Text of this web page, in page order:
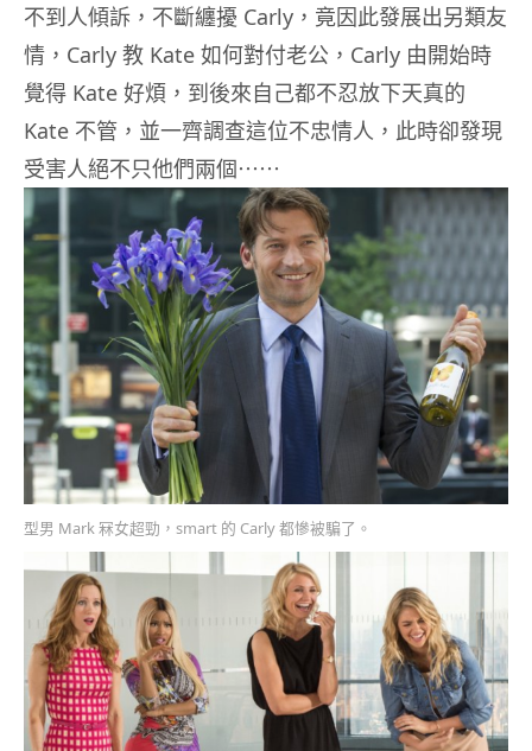
不到人傾訴，不斷纏擾 Carly，竟因此發展出另類友
情，Carly 教 Kate 如何對付老公，Carly 由開始時
覺得 Kate 好煩，到後來自己都不忍放下天真的
Kate 不管，並一齊調查這位不忠情人，此時卻發現
受害人絕不只他們兩個⋯⋯
型男 Mark 冧女超勁，smart 的 Carly 都慘被騙了。